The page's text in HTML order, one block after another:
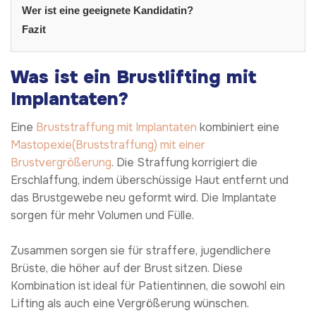
Wer ist eine geeignete Kandidatin?
Fazit
Was ist ein Brustlifting mit
Implantaten?
Eine Bruststraffung mit Implantaten kombiniert eine
Mastopexie(Bruststraffung) mit einer
Brustvergrößerung. Die Straffung korrigiert die
Erschlaffung, indem überschüssige Haut entfernt und
das Brustgewebe neu geformt wird. Die Implantate
sorgen für mehr Volumen und Fülle.
Zusammen sorgen sie für straffere, jugendlichere
Brüste, die höher auf der Brust sitzen. Diese
Kombination ist ideal für Patientinnen, die sowohl ein
Lifting als auch eine Vergrößerung wünschen.